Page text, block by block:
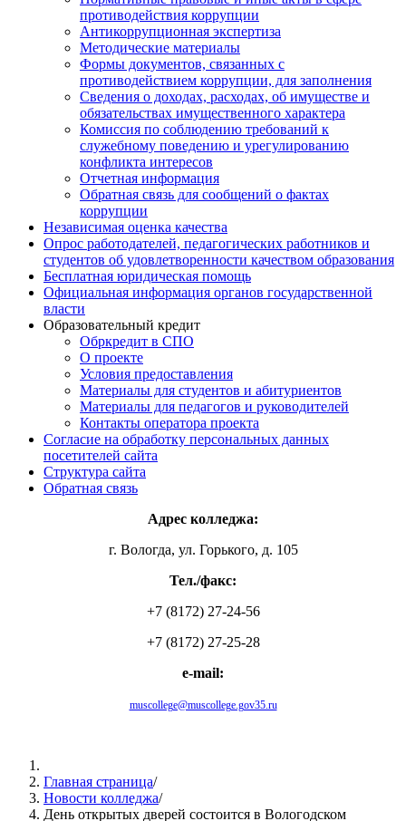
противодействия коррупции
Антикоррупционная экспертиза
Методические материалы
Формы документов, связанных с
противодействием коррупции, для заполнения
Сведения о доходах, расходах, об имуществе и
обязательствах имущественного характера
Комиссия по соблюдению требований к
служебному поведению и урегулированию
конфликта интересов
Отчетная информация
Обратная связь для сообщений о фактах
коррупции
Независимая оценка качества
Опрос работодателей, педагогических работников и
студентов об удовлетворенности качеством образования
Бесплатная юридическая помощь
Официальная информация органов государственной
власти
Образовательный кредит
Обркредит в СПО
О проекте
Условия предоставления
Материалы для студентов и абитуриентов
Материалы для педагогов и руководителей
Контакты оператора проекта
Согласие на обработку персональных данных
посетителей сайта
Структура сайта
Обратная связь
Адрес колледжа:
г. Вологда, ул. Горького, д. 105
Тел./факс:
+7 (8172) 27-24-56
+7 (8172) 27-25-28
e-mail:
muscollege@muscollege.gov35.ru
Главная страница/
Новости колледжа/
День открытых дверей состоится в Вологодском